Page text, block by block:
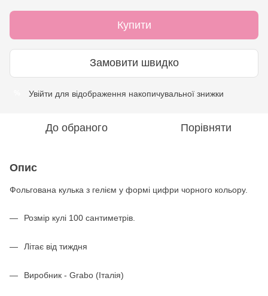
Купити
Замовити швидко
Увійти для відображення накопичувальної знижки
До обраного Порівняти
Опис
Фольгована кулька з гелієм у формі цифри чорного кольору.
Розмір кулі 100 сантиметрів.
Літає від тиждня
Виробник - Grabo (Італія)